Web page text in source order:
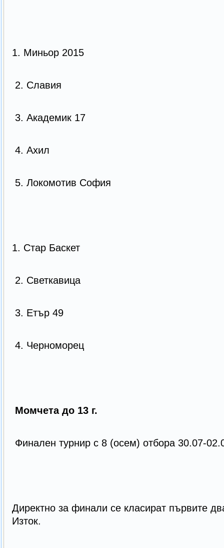
1. Миньор 2015
2. Славия
3. Академик 17
4. Ахил
5. Локомотив София
1. Стар Баскет
2. Светкавица
3. Етър 49
4. Черноморец
Момчета до 13 г.
Финален турнир с 8 (осем) отбора 30.07-
Директно за финали се класират първите
Изток.